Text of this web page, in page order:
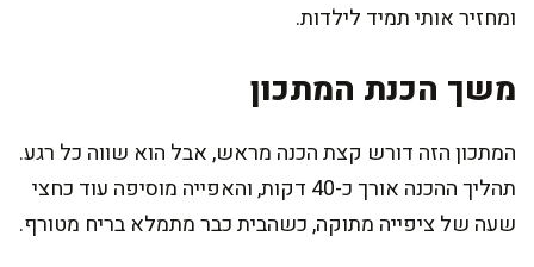
ומחזיר אותי תמיד לילדות.
משך הכנת המתכון
המתכון הזה דורש קצת הכנה מראש, אבל הוא שווה כל רגע.
תהליך ההכנה אורך כ-40 דקות, והאפייה מוסיפה עוד כחצי
שעה של ציפייה מתוקה, כשהבית כבר מתמלא בריח מטורף.